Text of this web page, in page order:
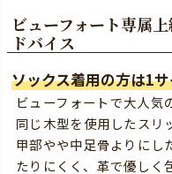
ビューフォート専属
ドバイス
ソックス着用の方は1
ビューフォートで大人気
同じ木型を使用したスリ
甲部やや中足骨よりにし
たりにくく、革で優しく